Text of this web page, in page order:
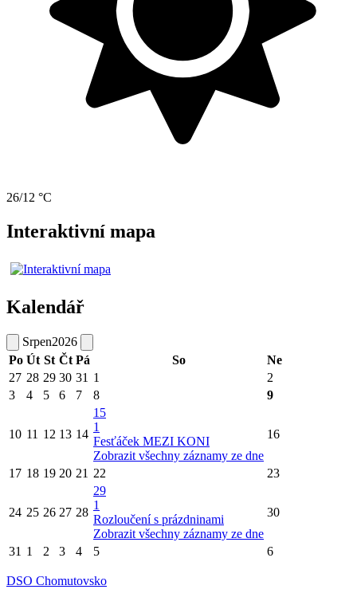
26/12 °C
Interaktivní mapa
Kalendář
Srpen2026
Po Út St Čt Pá So
Ne
27 28 29 30 31 1
2
3
4 5 6 7 8 9
10 11 12 13 14
15
1
Fesťáček MEZI KONI
Zobrazit všechny záznamy ze dne
16
17 18 19 20 21 22 23
24 25 26 27 28
29
1
Rozloučení s prázdninami
Zobrazit všechny záznamy ze dne
30
31 1 2 3 4 5 6
DSO Chomutovsko